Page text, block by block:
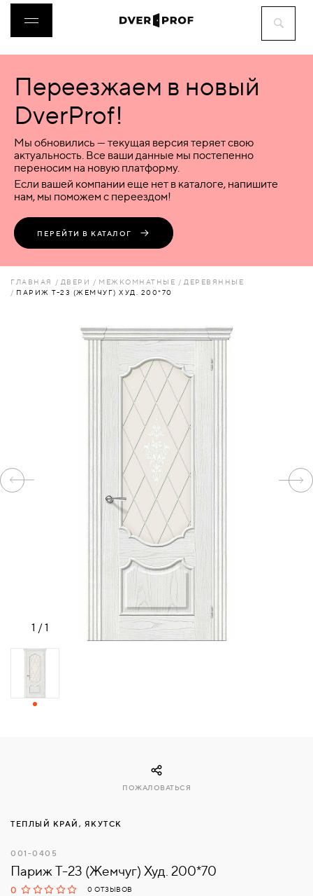
ДВЕРИ
ФУРНИТУРА
ВОРОТА
ПЕРЕГОРОДКИ
КОМПЛЕКТУЮЩИЕ
СТАТЬИ
С
НАМИ
Переезжаем в новый
DverProf!
Мы обновились — текущая версия теряет свою
актуальность. Все ваши данные мы постепенно
переносим на новую платформу.
Если вашей компании еще нет в каталоге, напишите
нам, мы поможем с переездом!
ПЕРЕЙТИ В КАТАЛОГ
ГЛАВНАЯ ДВЕРИ МЕЖКОМНАТНЫЕ
ДЕРЕВЯННЫЕ
ПАРИЖ Т-23 (ЖЕМЧУГ) ХУД. 200*70
1 /1
ТЕПЛЫЙ КРАЙ, ЯКУТСК
001-0405
Париж Т-23 (Жемчуг) Худ. 200*70
0 0 ОТЗЫВОВ
ПОЖАЛОВАТЬСЯ